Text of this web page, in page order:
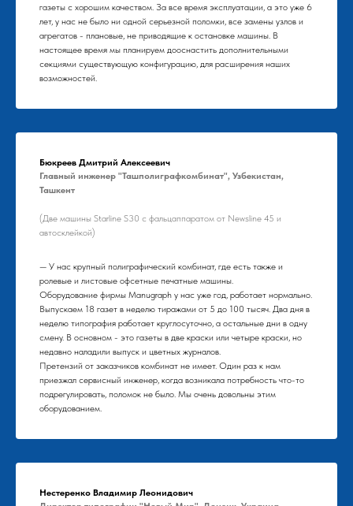
газеты с хорошим качеством. За все время эксплуатации, а это уже 6
лет, у нас не было ни одной серьезной поломки, все замены узлов и
агрегатов - плановые, не приводящие к остановке машины. В
настоящее время мы планируем дооснастить дополнительными
секциями существующую конфигурацию, для расширения наших
возможностей.
Бюкреев Дмитрий Алексеевич
Главный инженер "Ташполиграфкомбинат", Узбекистан,
Ташкент
(Две машины Starline S30 с фальцаппаратом от Newsline 45 и
автосклейкой)
— У нас крупный полиграфический комбинат, где есть также и
ролевые и листовые офсетные печатные машины.
Оборудование фирмы Manugraph у нас уже год, работает нормально.
Выпускаем 18 газет в неделю тиражами от 5 до 100 тысяч. Два дня в
неделю типография работает круглосуточно, а остальные дни в одну
смену. В основном - это газеты в две краски или четыре краски, но
недавно наладили выпуск и цветных журналов.
Претензий от заказчиков комбинат не имеет. Один раз к нам
приезжал сервисный инженер, когда возникала потребность что-то
подрегулировать, поломок не было. Мы очень довольны этим
оборудованием.
Нестеренко Владимир Леонидович